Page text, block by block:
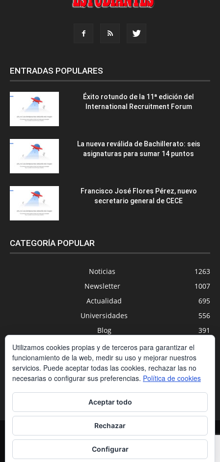
ENTRADAS POPULARES
Éxito rotundo de la 11ª edición del
International Recruitment Forum
La nueva reválida de Bachillerato: seis
asignaturas para sumar 14 puntos
Francisco José Flores Pérez, nuevo
secretario general de CECE
CATEGORÍA POPULAR
Noticias
1263
Newsletter
1007
Actualidad
695
Universidades
556
Blog
391
Agenda
Nuevas Tecnologías
Estudios
Política de privacidad
Aviso legal
© Copyrigth Peldaño | all Rights Reserved
Utilizamos cookies propias y de terceros para garantizar el
funcionamiento de la web, medir su uso y mejorar nuestros
servicios. Puede aceptar todas las cookies, rechazar las no
necesarias o configurar sus preferencias. Política de cookies
Aceptar todo
Rechazar
Configurar